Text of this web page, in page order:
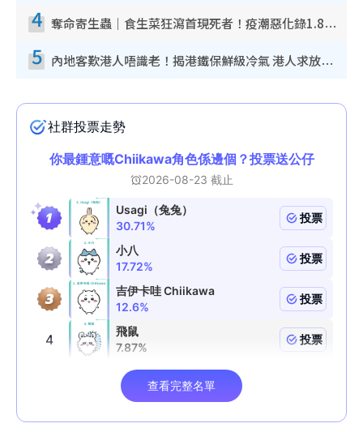
4 奪命寄生蟲｜食生菜狂瀉首現死者！疫潮惡化錄1.8萬宗病例 揭洗菜3大謬誤
5 內地客歎港人唔識老！揭港鐵保鮮級冷氣 港人求放過：咪投訴